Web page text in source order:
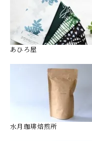
あひろ屋
水月珈琲焙煎所